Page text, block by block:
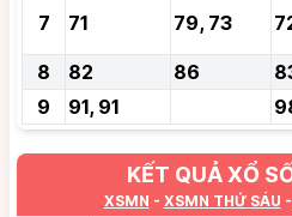
7 71 79, 73
8
82 86
9
91, 91
KẾT QUẢ XỔ
XSMN - XSMN THỨ SÁU -